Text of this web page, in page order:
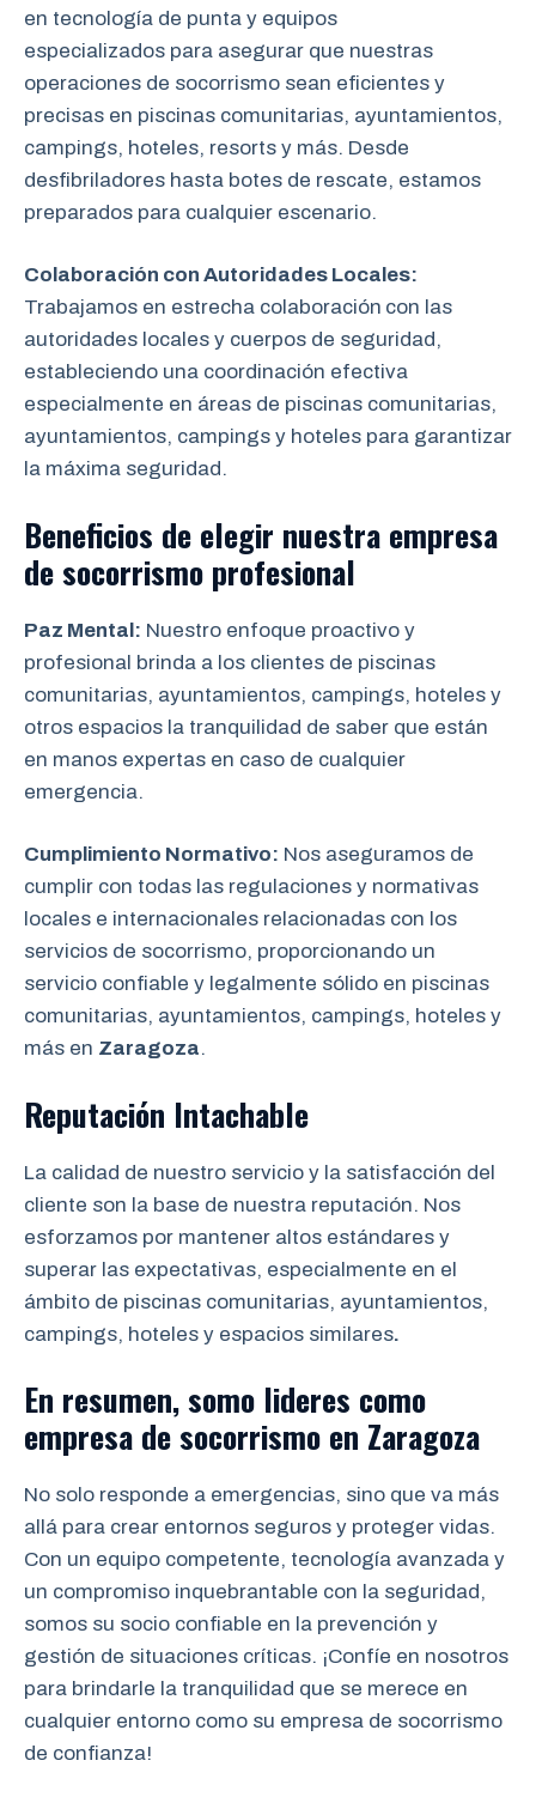
en tecnología de punta y equipos
especializados para asegurar que nuestras
operaciones de socorrismo sean eficientes y
precisas en piscinas comunitarias, ayuntamientos,
campings, hoteles, resorts y más. Desde
desfibriladores hasta botes de rescate, estamos
preparados para cualquier escenario.
Colaboración con Autoridades Locales:
Trabajamos en estrecha colaboración con las
autoridades locales y cuerpos de seguridad,
estableciendo una coordinación efectiva
especialmente en áreas de piscinas comunitarias,
ayuntamientos, campings y hoteles para garantizar
la máxima seguridad.
Beneficios de elegir nuestra empresa
de socorrismo profesional
Paz Mental: Nuestro enfoque proactivo y
profesional brinda a los clientes de piscinas
comunitarias, ayuntamientos, campings, hoteles y
otros espacios la tranquilidad de saber que están
en manos expertas en caso de cualquier
emergencia.
Cumplimiento Normativo: Nos aseguramos de
cumplir con todas las regulaciones y normativas
locales e internacionales relacionadas con los
servicios de socorrismo, proporcionando un
servicio confiable y legalmente sólido en piscinas
comunitarias, ayuntamientos, campings, hoteles y
más en Zaragoza.
Reputación Intachable
La calidad de nuestro servicio y la satisfacción del
cliente son la base de nuestra reputación. Nos
esforzamos por mantener altos estándares y
superar las expectativas, especialmente en el
ámbito de piscinas comunitarias, ayuntamientos,
campings, hoteles y espacios similares.
En resumen, somo lideres como
empresa de socorrismo en Zaragoza
No solo responde a emergencias, sino que va más
allá para crear entornos seguros y proteger vidas.
Con un equipo competente, tecnología avanzada y
un compromiso inquebrantable con la seguridad,
somos su socio confiable en la prevención y
gestión de situaciones críticas. ¡Confíe en nosotros
para brindarle la tranquilidad que se merece en
cualquier entorno como su empresa de socorrismo
de confianza!